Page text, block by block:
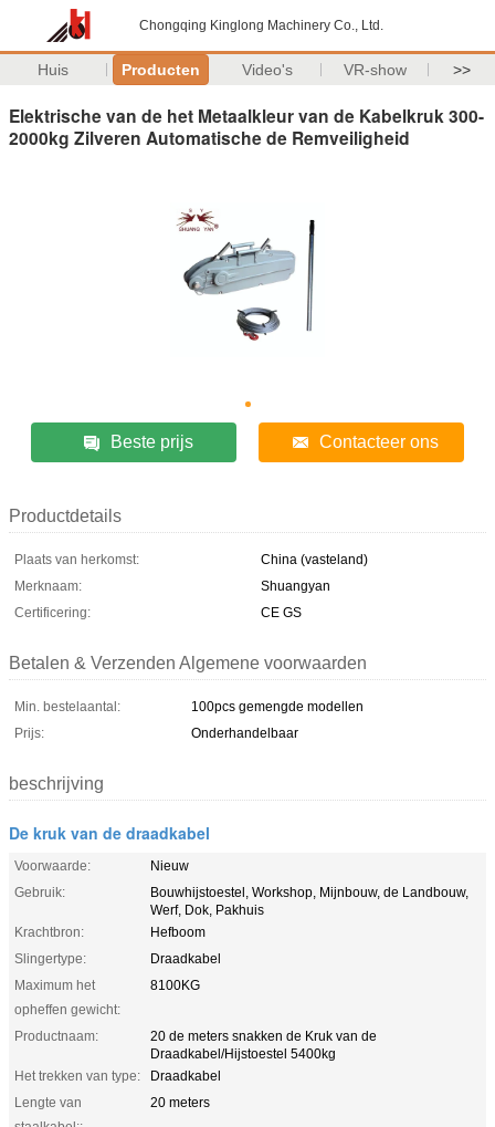
Chongqing Kinglong Machinery Co., Ltd.
Huis Producten Video's VR-show >>
Elektrische van de het Metaalkleur van de Kabelkruk 300-
2000kg Zilveren Automatische de Remveiligheid
Beste prijs Contacteer ons
Productdetails
Plaats van herkomst:
China (vasteland)
Merknaam:
Shuangyan
Certificering:
CE GS
Betalen & Verzenden Algemene voorwaarden
Min. bestelaantal:
100pcs gemengde modellen
Prijs:
Onderhandelbaar
beschrijving
De kruk van de draadkabel
Voorwaarde:
Nieuw
Gebruik:
Bouwhijstoestel, Workshop, Mijnbouw, de Landbouw,
Werf, Dok, Pakhuis
Krachtbron:
Hefboom
Slingertype:
Draadkabel
Maximum het
opheffen gewicht:
8100KG
Productnaam:
20 de meters snakken de Kruk van de
Draadkabel/Hijstoestel 5400kg
Het trekken van type:
Draadkabel
Lengte van
20 meters